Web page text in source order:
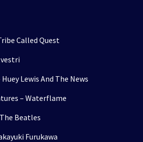
Called Quest
Lewis And The News
– Waterflame
Beatles
Furukawa